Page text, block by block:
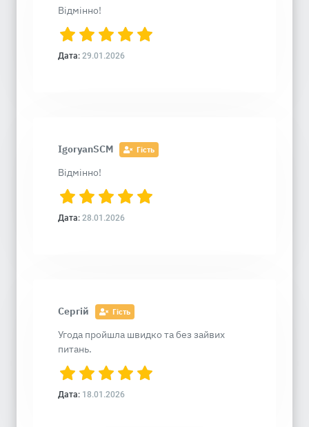
Відмінно!
Дата: 29.01.2026
IgoryanSCM Гість
Відмінно!
Дата: 28.01.2026
Сергій Гість
Угода пройшла швидко та без зайвих
питань.
Дата: 18.01.2026